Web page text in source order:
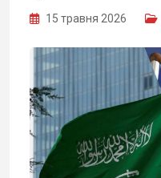
15 травня 2026